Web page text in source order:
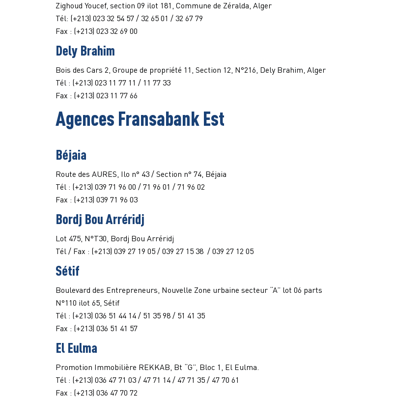
Zighoud Youcef, section 09 ilot 181, Commune de Zéralda, Alger
Tél: (+213) 023 32 54 57 / 32 65 01 / 32 67 79
Fax : (+213) 023 32 69 00
Dely Brahim
Bois des Cars 2, Groupe de propriété 11, Section 12, N°216, Dely Brahim, Alger
Tél : (+213) 023 11 77 11 / 11 77 33
Fax : (+213) 023 11 77 66
Agences Fransabank Est
Béjaia
Route des AURES, Ilo n° 43 / Section n° 74, Béjaia
Tél : (+213) 039 71 96 00 / 71 96 01 / 71 96 02
Fax : (+213) 039 71 96 03
Bordj Bou Arréridj
Lot 475, N°T30, Bordj Bou Arréridj
Tél / Fax : (+213) 039 27 19 05 / 039 27 15 38 / 039 27 12 05
Sétif
Boulevard des Entrepreneurs, Nouvelle Zone urbaine secteur “A” lot 06 parts
N°110 ilot 65, Sétif
Tél : (+213) 036 51 44 14 / 51 35 98 / 51 41 35
Fax : (+213) 036 51 41 57
El Eulma
Promotion Immobilière REKKAB, Bt “G”, Bloc 1, El Eulma.
Tél : (+213) 036 47 71 03 / 47 71 14 / 47 71 35 / 47 70 61
Fax : (+213) 036 47 70 72